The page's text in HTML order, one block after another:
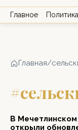
Главное Политика
Главная/
В
открыли